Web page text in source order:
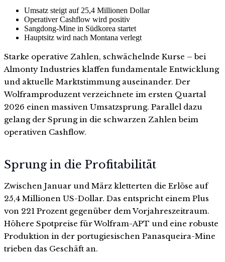
Umsatz steigt auf 25,4 Millionen Dollar
Operativer Cashflow wird positiv
Sangdong-Mine in Südkorea startet
Hauptsitz wird nach Montana verlegt
Starke operative Zahlen, schwächelnde Kurse – bei
Almonty Industries klaffen fundamentale Entwicklung
und aktuelle Marktstimmung auseinander. Der
Wolframproduzent verzeichnete im ersten Quartal
2026 einen massiven Umsatzsprung. Parallel dazu
gelang der Sprung in die schwarzen Zahlen beim
operativen Cashflow.
Sprung in die Profitabilität
Zwischen Januar und März kletterten die Erlöse auf
25,4 Millionen US-Dollar. Das entspricht einem Plus
von 221 Prozent gegenüber dem Vorjahreszeitraum.
Höhere Spotpreise für Wolfram-APT und eine robuste
Produktion in der portugiesischen Panasqueira-Mine
trieben das Geschäft an.